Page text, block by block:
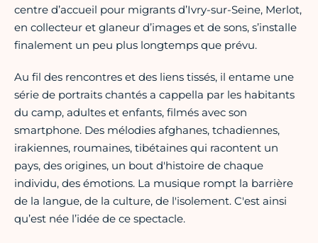
centre d’accueil pour migrants d’Ivry-sur-Seine, Merlot,
en collecteur et glaneur d’images et de sons, s’installe
finalement un peu plus longtemps que prévu.
Au fil des rencontres et des liens tissés, il entame une
série de portraits chantés a cappella par les habitants
du camp, adultes et enfants, filmés avec son
smartphone. Des mélodies afghanes, tchadiennes,
irakiennes, roumaines, tibétaines qui racontent un
pays, des origines, un bout d'histoire de chaque
individu, des émotions. La musique rompt la barrière
de la langue, de la culture, de l'isolement. C'est ainsi
qu’est née l’idée de ce spectacle.